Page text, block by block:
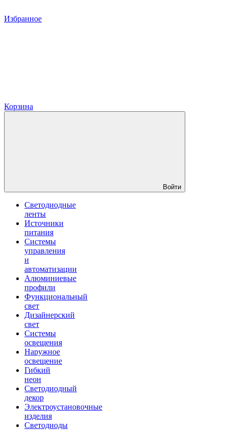
Избранное
Корзина
Войти
Светодиодные
ленты
Источники
питания
Системы
управления
и
автоматизации
Алюминиевые
профили
Функциональный
свет
Дизайнерский
свет
Системы
освещения
Наружное
освещение
Гибкий
неон
Светодиодный
декор
Электроустановочные
изделия
Светодиоды